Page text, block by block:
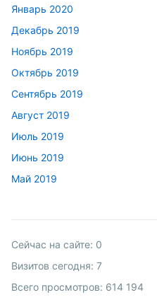
Январь 2020
Декабрь 2019
Ноябрь 2019
Октябрь 2019
Сентябрь 2019
Август 2019
Июль 2019
Июнь 2019
Май 2019
Сейчас на сайте: 0
Визитов сегодня: 7
Всего просмотров: 614 194